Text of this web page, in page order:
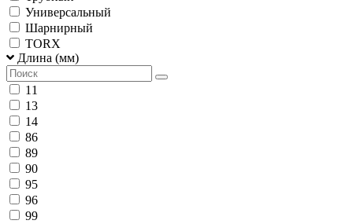
Универсальный
Шарнирный
TORX
Длина (мм)
11
13
14
86
89
90
95
96
99